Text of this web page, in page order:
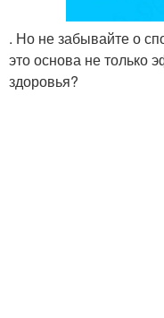
. Но не забывайте о
это основа не только
здоровья?